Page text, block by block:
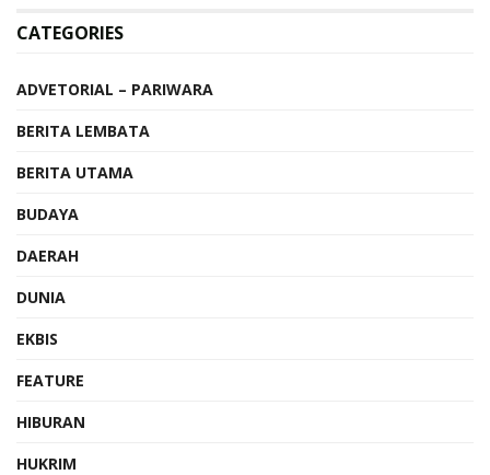
CATEGORIES
ADVETORIAL – PARIWARA
BERITA LEMBATA
BERITA UTAMA
BUDAYA
DAERAH
DUNIA
EKBIS
FEATURE
HIBURAN
HUKRIM